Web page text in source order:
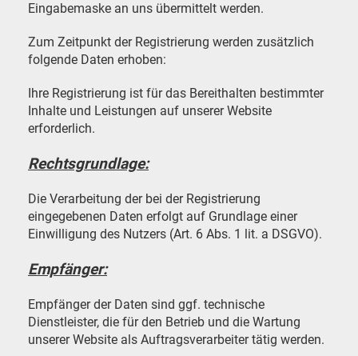
Eingabemaske an uns übermittelt werden.
Zum Zeitpunkt der Registrierung werden zusätzlich
folgende Daten erhoben:
Ihre Registrierung ist für das Bereithalten bestimmter
Inhalte und Leistungen auf unserer Website
erforderlich.
Rechtsgrundlage:
Die Verarbeitung der bei der Registrierung
eingegebenen Daten erfolgt auf Grundlage einer
Einwilligung des Nutzers (Art. 6 Abs. 1 lit. a DSGVO).
Empfänger:
Empfänger der Daten sind ggf. technische
Dienstleister, die für den Betrieb und die Wartung
unserer Website als Auftragsverarbeiter tätig werden.